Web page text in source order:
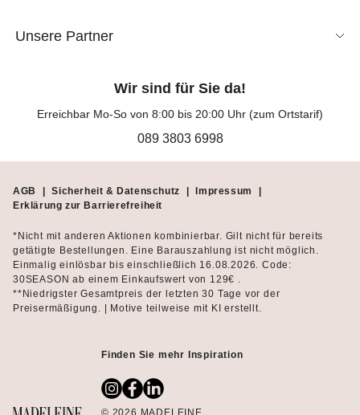
Unsere Partner
Wir sind für Sie da!
Erreichbar Mo-So von 8:00 bis 20:00 Uhr (zum Ortstarif)
089 3803 6998
AGB | Sicherheit & Datenschutz | Impressum
|
Erklärung zur Barrierefreiheit
*Nicht mit anderen Aktionen kombinierbar. Gilt nicht für bereits
getätigte Bestellungen. Eine Barauszahlung ist nicht möglich.
Einmalig einlösbar bis einschließlich 16.08.2026. Code:
30SEASON ab einem Einkaufswert von 129€ .
**Niedrigster Gesamtpreis der letzten 30 Tage vor der
Preisermäßigung. | Motive teilweise mit KI erstellt.
Finden Sie mehr Inspiration
© 2026 MADELEINE